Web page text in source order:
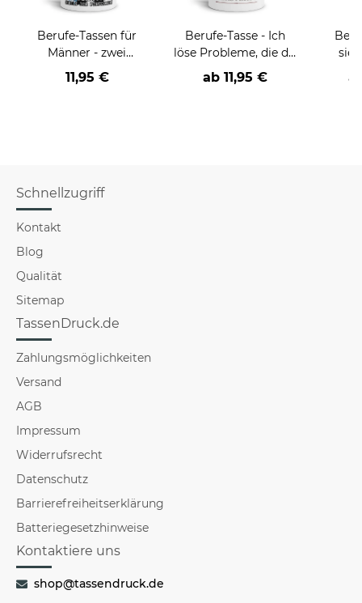
Berufe-Tassen für
Männer - zwei
Farbvarianten
11,95 €
Berufe-Tasse - Ich
löse Probleme, die du
nicht verstehst -
verschiedene Berufe
ab 11,95 €
Schnellzugriff
Kontakt
Blog
Qualität
Sitemap
TassenDruck.de
Zahlungsmöglichkeiten
Versand
AGB
Impressum
Widerrufsrecht
Datenschutz
Barrierefreiheitserklärung
Batteriegesetzhinweise
Kontaktiere uns
shop@tassendruck.de